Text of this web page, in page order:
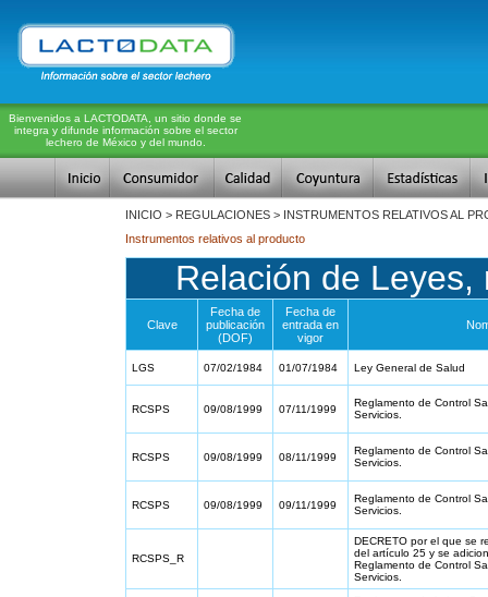
Bienvenidos a LACTODATA, un sitio donde se
integra y difunde información sobre el sector
lechero de México y del mundo.
INICIO > REGULACIONES > INSTRUMENTOS RELATIVOS AL
Instrumentos relativos al producto
Relación de
Clave
Fecha de
publicación
(DOF)
Fecha de
entrada en
vigor
LGS 07/02/1984 01/07/1984 Ley General de Salud
RCSPS 09/08/1999 07/11/1999
Reglamento de Control
Servicios.
RCSPS 09/08/1999 08/11/1999
Reglamento de Control
Servicios.
RCSPS 09/08/1999 09/11/1999
Reglamento de Control
Servicios.
RCSPS_R
DECRETO por el que se
del artículo 25 y se
Reglamento de Control
Servicios.